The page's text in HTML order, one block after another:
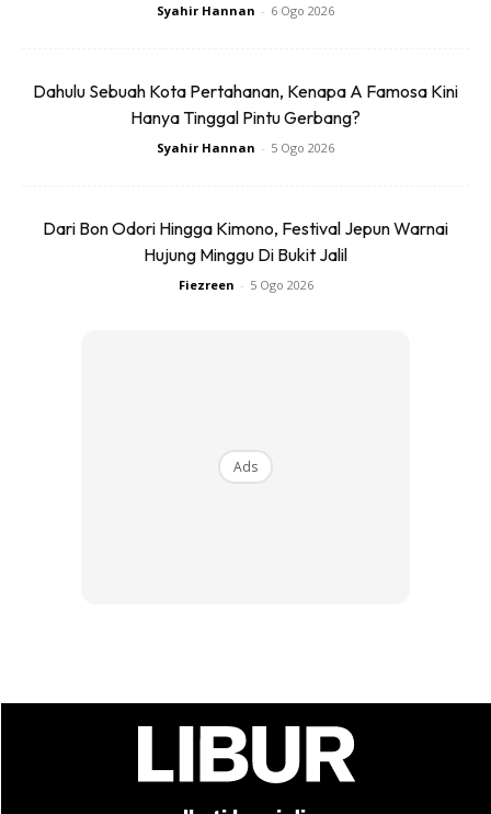
Destinasi menarik lain yang perlu anda tuju dan lokasi
Syahir Hannan - 6 Ogo 2026
Dahulu Sebuah Kota Pertahanan, Kenapa A Famosa Kini
Hanya Tinggal Pintu Gerbang?
Syahir Hannan - 5 Ogo 2026
Dari Bon Odori Hingga Kimono, Festival Jepun Warnai
Hujung Minggu Di Bukit Jalil
Fiezreen - 5 Ogo 2026
Ads